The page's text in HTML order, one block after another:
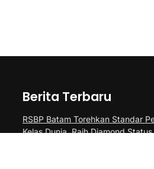
Berita Terbaru
RSBP Batam Torehkan Standar
Kelas Dunia, Raih Diamond